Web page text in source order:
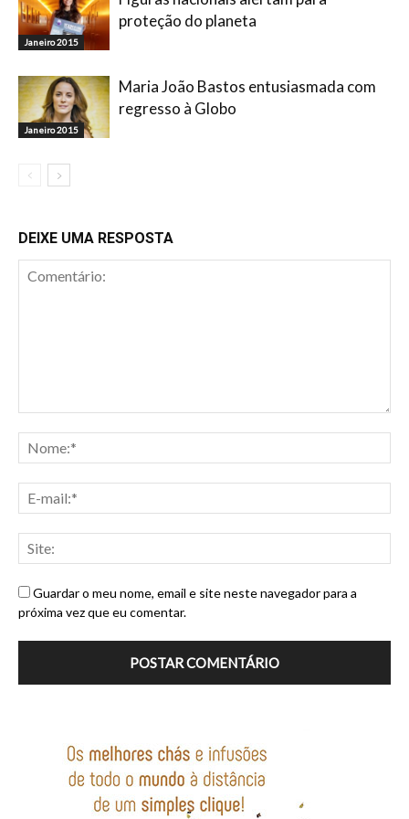
Janeiro 2015
proteção do planeta
Janeiro 2015
Maria João Bastos entusiasmada com
regresso à Globo
DEIXE UMA RESPOSTA
Guardar o meu nome, email e site neste navegador para a
próxima vez que eu comentar.